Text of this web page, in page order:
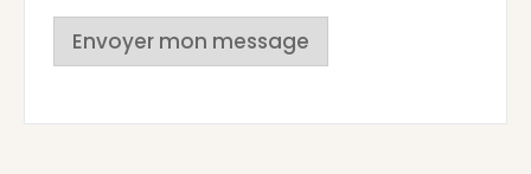
Envoyer mon message